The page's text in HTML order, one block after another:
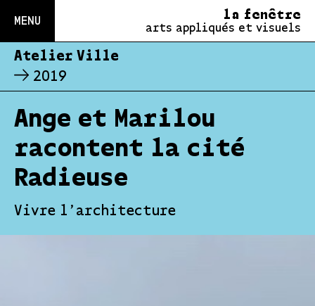
MENU la fenêtre
arts appliqués et visuels
Atelier Ville
2019
Ange et Marilou
racontent la cité
Radieuse
Vivre l'architecture